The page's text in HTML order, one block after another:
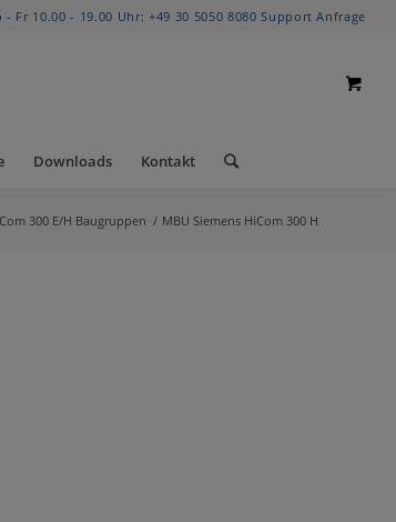
Fr 10.00 - 19.00 Uhr: +49 30 5050 8080 Support Anfrage
Downloads Kontakt
300 E/H Baugruppen / MBU Siemens HiCom 300 H